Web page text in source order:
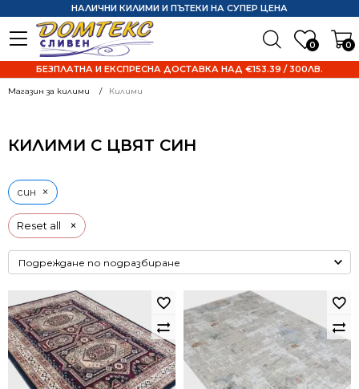
0 0
НАЛИЧНИ КИЛИМИ И ПЪТЕКИ НА СУПЕР ЦЕНА
БЕЗПЛАТНА И ЕКСПРЕСНА ДОСТАВКА НАД €153.39 / 300ЛВ.
Магазин за килими Килими
КИЛИМИ С ЦВЯТ СИН
Reset all ×
син ×